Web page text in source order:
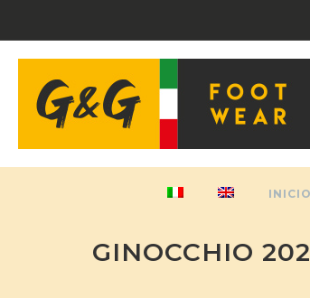
INICIO
GINOCCHIO